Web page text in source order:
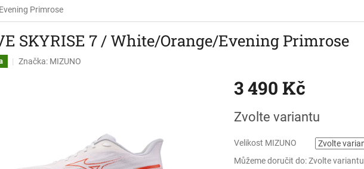
Primrose
SKYRISE 7 / White/Orange/Evening Primrose
Značka: MIZUNO
3 490 Kč
cena:
Zvolte variantu
Velikost MIZUNO
Můžeme doručit do: Zvolte variantu